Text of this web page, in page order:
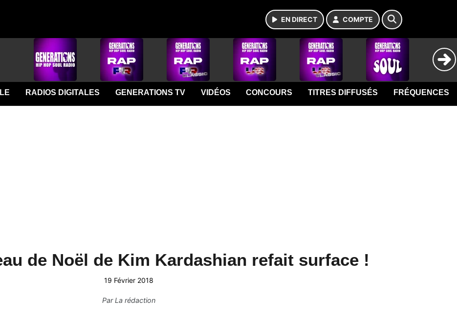
EN DIRECT COMPTE
RADIOS DIGITALES GENERATIONS TV VIDÉOS CONCOURS TITRES DIFFUSÉS FRÉQUENCES
de Noël de Kim Kardashian refait surface !
19 Février 2018
ParLa rédaction